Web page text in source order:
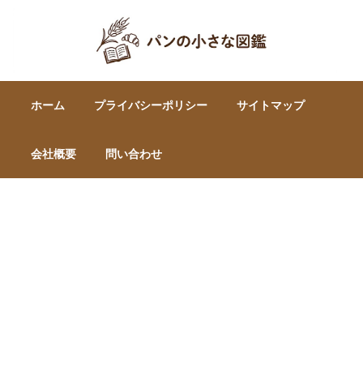
ホーム プライバシーポリシー サイトマップ
会社概要 問い合わせ